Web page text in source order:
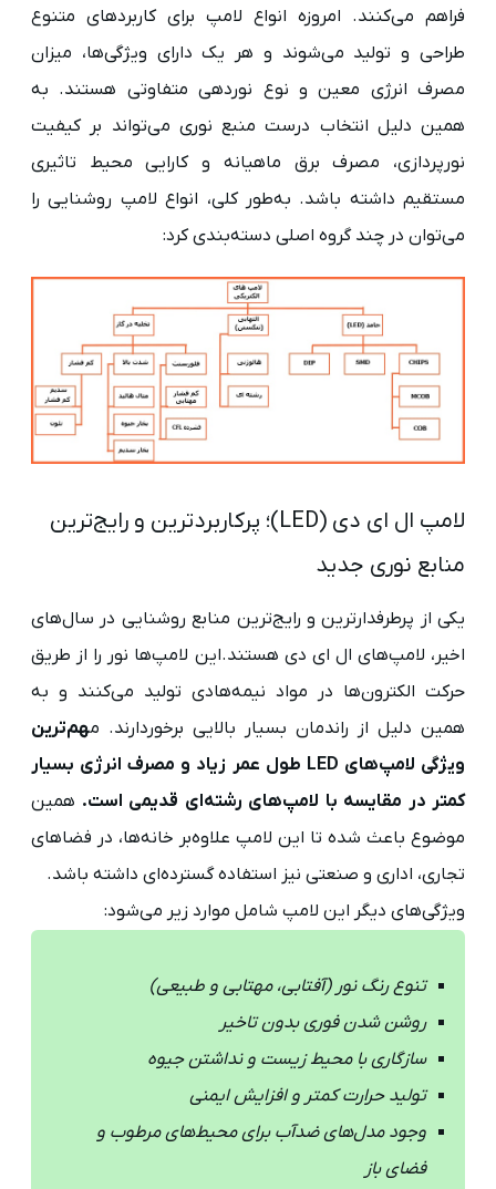
فراهم می‌کنند. امروزه انواع لامپ برای کاربردهای متنوع
طراحی و تولید می‌شوند و هر یک دارای ویژگی‌ها، میزان
مصرف انرژی معین و نوع نوردهی متفاوتی هستند. به
همین دلیل انتخاب درست منبع نوری می‌تواند بر کیفیت
نورپردازی، مصرف برق ماهیانه و کارایی محیط تاثیری
مستقیم داشته باشد. به‌طور کلی، انواع لامپ روشنایی را
می‌توان در چند گروه اصلی دسته‌بندی کرد:
لامپ ال ای دی (LED)؛ پرکاربردترین و رایج‌ترین
منابع نوری جدید
یکی از پرطرفدارترین و رایج‌ترین منابع روشنایی در سال‌های
اخیر، لامپ‌های ال ای دی هستند.این لامپ‌ها نور را از طریق
حرکت الکترون‌ها در مواد نیمه‌هادی تولید می‌کنند و به
همین دلیل از راندمان بسیار بالایی برخوردارند. مهم‌ترین
ویژگی لامپ‌های LED طول عمر زیاد و مصرف انرژی بسیار
کمتر در مقایسه با لامپ‌های رشته‌ای قدیمی است. همین
موضوع باعث شده تا این لامپ علاوه‌بر خانه‌ها، در فضاهای
تجاری، اداری و صنعتی نیز استفاده گسترده‌ای داشته باشد.
ویژگی‌های دیگر این لامپ شامل موارد زیر می‌شود:
تنوع رنگ نور (آفتابی، مهتابی و طبیعی)
روشن شدن فوری بدون تاخیر
سازگاری با محیط زیست و نداشتن جیوه
تولید حرارت کمتر و افزایش ایمنی
وجود مدل‌های ضدآب برای محیط‌های مرطوب و
فضای باز